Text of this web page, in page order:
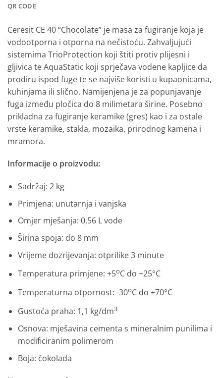
QR CODE
Ceresit CE 40 “Chocolate” je masa za fugiranje koja je
vodootporna i otporna na nečistoću. Zahvaljujući
sistemima TrioProtection koji štiti protiv plijesni i
gljivica te AquaStatic koji sprječava vodene kapljice da
prodiru ispod fuge te se najviše koristi u kupaonicama,
kuhinjama ili slično. Namijenjena je za popunjavanje
fuga između pločica do 8 milimetara širine. Posebno
prikladna za fugiranje keramike (gres) kao i za ostale
vrste keramike, stakla, mozaika, prirodnog kamena i
mramora.
Informacije o proizvodu:
Sadržaj: 2 kg
Primjena: unutarnja i vanjska
Omjer mješanja: 0,56 L vode
Širina spoja: do 8 mm
Vrijeme dozrijevanja: otprilike 3 minute
Temperatura primjene: +5oC do +25°C
Temperaturna otpornost: -30oC do +70°C
Gustoća praha: 1,1 kg/dm3
Osnova: mješavina cementa s mineralnim punilima i
modificiranim polimerom
Boja: čokolada